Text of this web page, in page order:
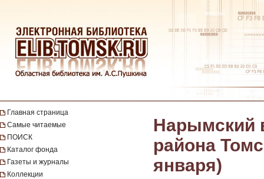
Главная страница
Самые читаемые
ПОИСК
Каталог фонда
Газеты и журналы
Коллекции
Нарымский
района
января)